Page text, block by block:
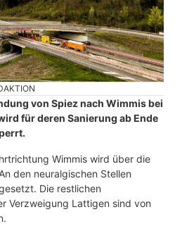
von Spiez nach Wimmis bei
für deren Sanierung ab Ende
Wimmis wird über die
den neuralgischen Stellen
Die restlichen
Verzweigung Lattigen sind von